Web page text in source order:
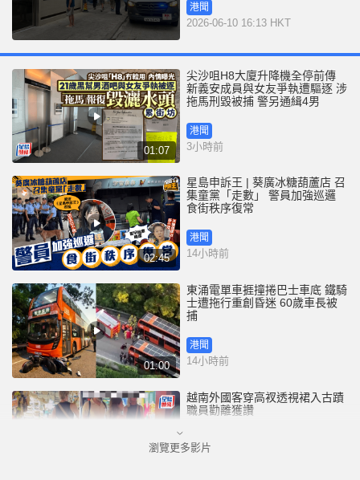
港聞
2026-06-10 16:13 HKT
01:07
尖沙咀H8大廈升降機全停前傳
新義安成員與女友爭執遭驅逐 涉
拖馬刑毀被捕 警另通緝4男
港聞
3小時前
02:45
星島申訴王 | 葵廣冰糖葫蘆店 召
集童黨「走數」 警員加強巡邏
食街秩序復常
港聞
14小時前
01:00
東涌電單車捱撞捲巴士車底 鐵騎
士遭拖行重創昏迷 60歲車長被
捕
港聞
14小時前
越南外國客穿高衩透視裙入古蹟
職員勸離獲讚
國際
瀏覽更多影片